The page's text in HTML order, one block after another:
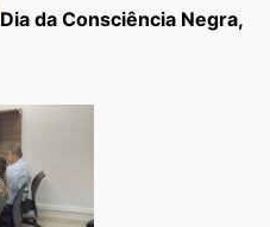
Dia da Consciência Negra,